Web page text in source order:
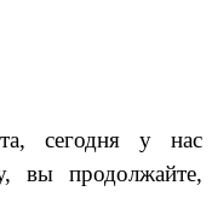
сегодня у нас
вы продолжайте,